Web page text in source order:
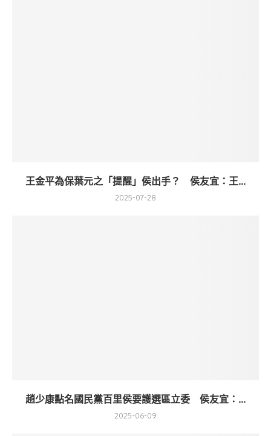
王金平為保葉元之「提醒」侯出手？ 侯友宜：王...
2025-07-28
趙少康點名國民黨百里侯要護選區立委 侯友宜：...
2025-06-09